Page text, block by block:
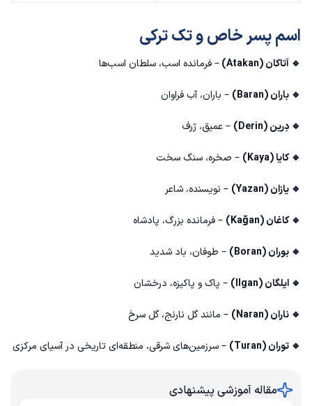
اسم پسر خاص و تک ترکی
🔹 آتاکان (Atakan) – فرمانده اسب، سلطان اسب‌ها
🔹 باران (Baran) – باران، آب فراوان
🔹 دِرین (Derin) – عمیق، ژرف
🔹 کایا (Kaya) – صخره، سنگ سخت
🔹 یازان (Yazan) – نویسنده، شاعر
🔹 کاغان (Kağan) – فرمانده بزرگ، پادشاه
🔹 بوران (Boran) – طوفان، باد شدید
🔹 ایلگان (Ilgan) – پاک و پاکیزه، درخشان
🔹 ناران (Naran) – مانند گل نارنج، گل سرخ
🔹 توران (Turan) – سرزمین‌های شرقی، منطقه‌ای تاریخی در آسیای مرکزی
مقاله آموزشی پیشنهادی